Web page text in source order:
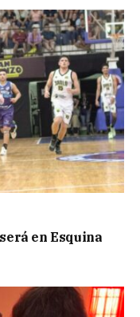
en Esquina